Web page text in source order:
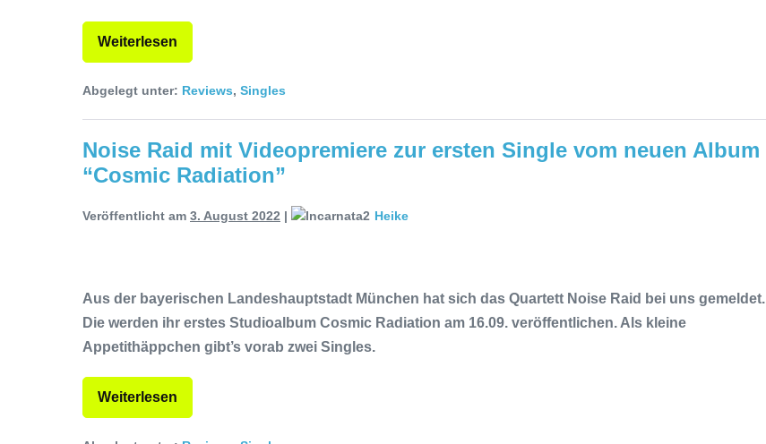
Weiterlesen
Abgelegt unter: Reviews, Singles
Noise Raid mit Videopremiere zur ersten Single vom neuen Album
“Cosmic Radiation”
Veröffentlicht am 3. August 2022 | Heike
Aus der bayerischen Landeshauptstadt München hat sich das Quartett Noise Raid bei uns gemeldet.
Die werden ihr erstes Studioalbum Cosmic Radiation am 16.09. veröffentlichen. Als kleine
Appetithäppchen gibt’s vorab zwei Singles.
Weiterlesen